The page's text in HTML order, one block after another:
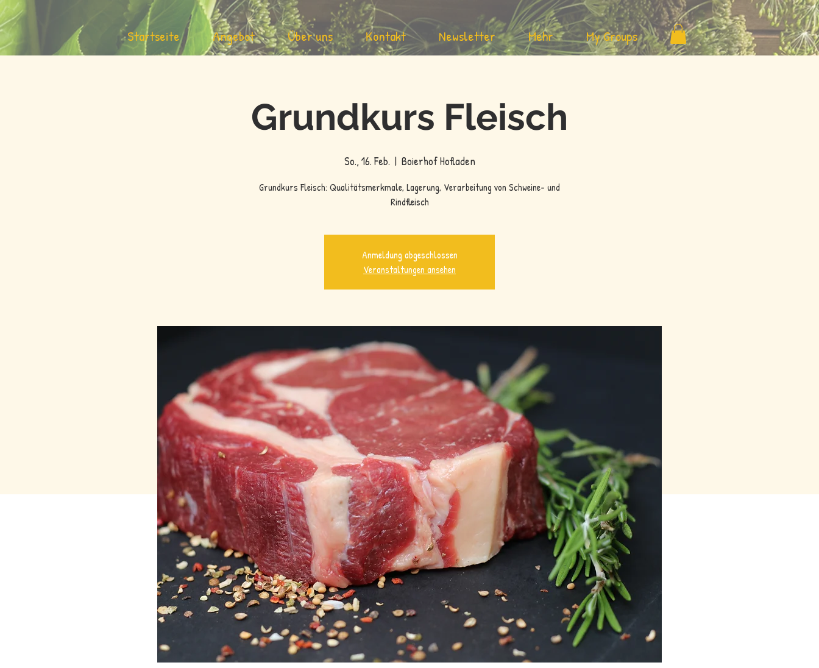
Startseite Angebot Über uns Kontakt Newsletter Mehr My Groups
Grundkurs Fleisch
So., 16. Feb.
  |
Boierhof Hofladen
Grundkurs Fleisch: Qualitätsmerkmale, Lagerung, Verarbeitung von Schweine- und
Rindfleisch
Anmeldung abgeschlossen
Veranstaltungen ansehen